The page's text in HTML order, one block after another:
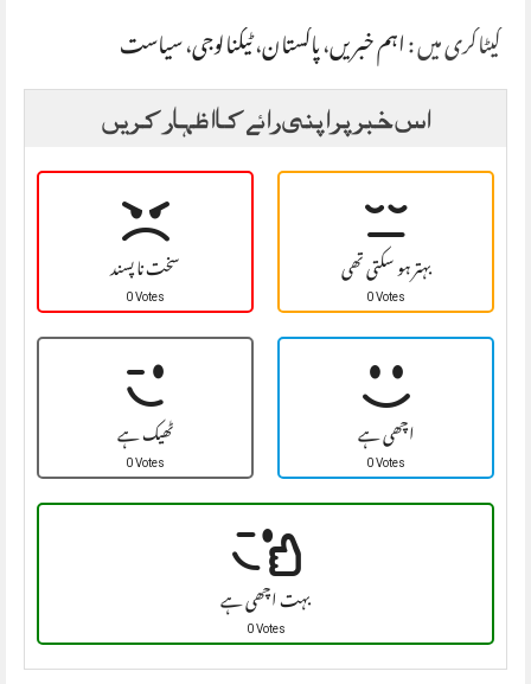
کیٹاگری میں :اہم خبریں،پاکستان،ٹیکنالوجی،سیاست
اس خبر پر اپنی رائے کا اظہار کریں
سخت نا پسند
0 Votes بہتر ہو سکتی تھی
0 Votes
ٹھیک ہے
0 Votes اچھی ہے
0 Votes
بہت اچھی ہے
0 Votes